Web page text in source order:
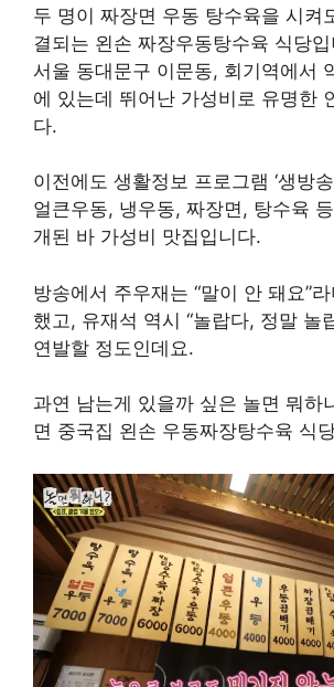
두 명이 짜장면 우동 탕수육을 시켜
결되는 왼손 짜장우동탕수육 식당
서울 동대문구 이문동, 회기역에서
에 있는데 뛰어난 가성비로 유명한
다.
이전에도 생활정보 프로그램 ‘생방
얼큰우동, 냉우동, 짜장면, 탕수육
개된 바 가성비 맛집입니다.
방송에서 주우재는 “말이 안 돼요”
했고, 유재석 역시 “놀랍다, 정말 놀
연발할 정도인데요.
과연 남는게 있을까 싶은 놀면 뭐
면 중국집 왼손 우동짜장탕수육 식